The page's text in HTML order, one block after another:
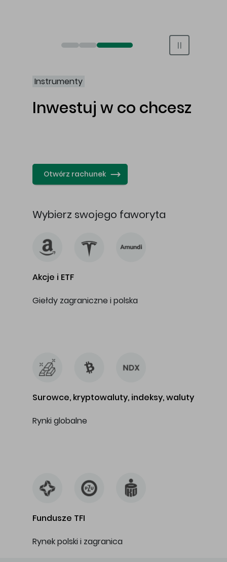
Otwórz rachunek maklerski online
Otwórz konto IKE/IKZE
Świat bez swap i prowizji
Instrumenty
Inwestuj w co chcesz
Otwórz rachunek
Wybierz swojego faworyta
Akcje i ETF
Giełdy zagraniczne i polska
Surowce, kryptowaluty, indeksy, waluty
Rynki globalne
Fundusze TFI
Rynek polski i zagranica